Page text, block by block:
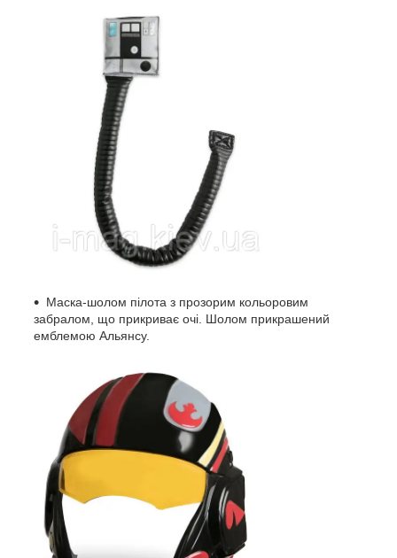
Маска-шолом пілота з прозорим кольоровим
забралом, що прикриває очі. Шолом прикрашений
емблемою Альянсу.